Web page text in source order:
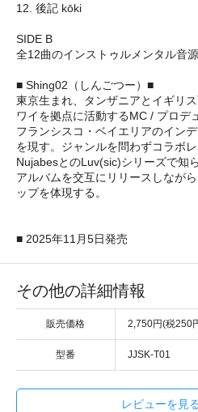
12. 後記 kōki
SIDE B
全12曲のインストゥルメンタル音
■ Shing02（しんごつー）■
東京生まれ、タンザニアとイギリ
ワイを拠点に活動するMC / プロデ
フランシスコ・ベイエリアのイン
を現す。ジャンルを問わずコラボ
NujabesとのLuv(sic)シリーズで知
アルバムを交互にリリースしなが
ップを体現する。
■ 2025年11月5日発売
その他の詳細情報
販売価格 2,750円(税250
型番 JJSK-T01
レビューを見